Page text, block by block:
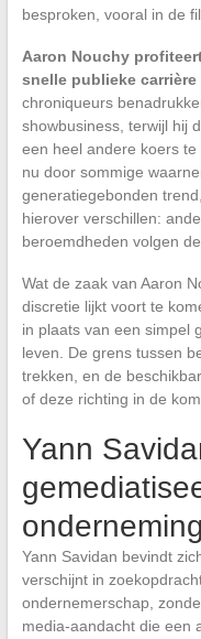
besproken, vooral in de
Aaron Nouchy
snelle publieke
chroniqueurs
showbusiness, terwijl hij
een heel andere koers
nu door sommige
generatiegebonden
hierover verschillen:
beroemdheden volgen
Wat de zaak van Aaron
discretie lijkt voort te
in plaats van een simpel
leven. De grens tussen
trekken, en de
of deze richting in de
Yann
Yann Savidan bevindt
verschijnt in
ondernemerschap,
media-aandacht die een